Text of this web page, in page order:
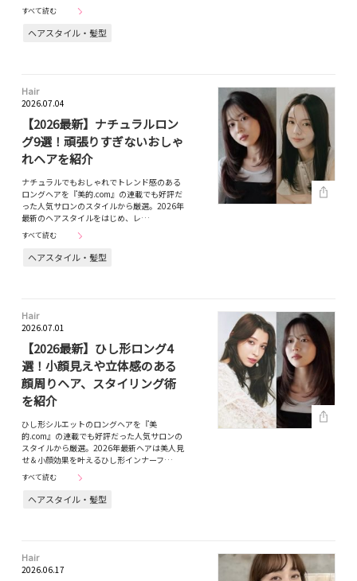
すべて読む
ヘアスタイル・髪型
Hair
2026.07.04
【2026最新】ナチュラルロン
グ9選！頑張りすぎないおしゃ
れヘアを紹介
ナチュラルでもおしゃれでトレンド感のある
ロングヘアを『美的.com』の連載でも好評だ
った人気サロンのスタイルから厳選。2026年
最新のヘアスタイルをはじめ、レ…
すべて読む
ヘアスタイル・髪型
Hair
2026.07.01
【2026最新】ひし形ロング4
選！小顔見えや立体感のある
顔周りヘア、スタイリング術
を紹介
ひし形シルエットのロングヘアを『美
的.com』の連載でも好評だった人気サロンの
スタイルから厳選。2026年最新ヘアは美人見
せ＆小顔効果を叶えるひし形インナーフ…
すべて読む
ヘアスタイル・髪型
Hair
2026.06.17